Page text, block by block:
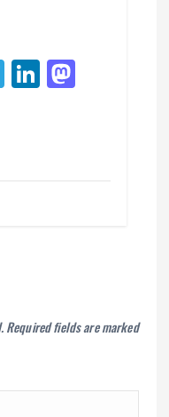
Te
le
m
Li
nk
M
n
Required fields are marked